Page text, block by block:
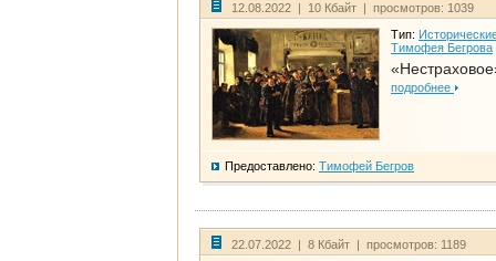
12.08.2022 | 10 Кбайт | просмотров: 1039
Тип:
Тимофея Бегрова
подробнее
Предоставлено: Тимофей Бегров
22.07.2022 | 8 Кбайт | просмотров: 1189